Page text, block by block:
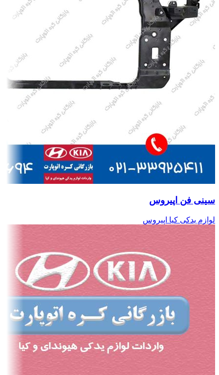
سینی فن اپیروس
لوازم یدکی کیا اپیروس